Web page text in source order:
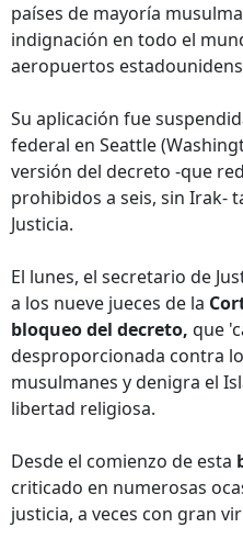
países de mayoría
indignación en todo el
aeropuertos
Su aplicación fue
federal en Seattle
versión del decreto -que
prohibidos a seis, sin Irak-
Justicia.
El lunes, el secretario de
a los nueve jueces de la
bloqueo del decreto, que
desproporcionada contra
musulmanes y denigra el
libertad religiosa.
Desde el comienzo de esta
criticado en numerosas
justicia, a veces con gran